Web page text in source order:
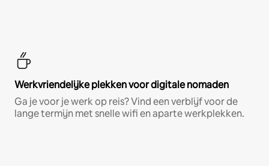
Werkvriendelijke plekken voor digitale nomaden
Ga je voor je werk op reis? Vind een verblijf voor de
lange termijn met snelle wifi en aparte werkplekken.